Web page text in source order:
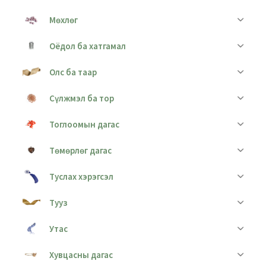
Мөхлөг
Оёдол ба хатгамал
Олс ба таар
Сүлжмэл ба тор
Тоглоомын дагас
Төмөрлөг дагас
Туслах хэрэгсэл
Тууз
Утас
Хувцасны дагас